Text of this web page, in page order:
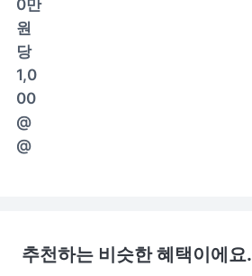
추천하는 비슷한 혜택이에요.